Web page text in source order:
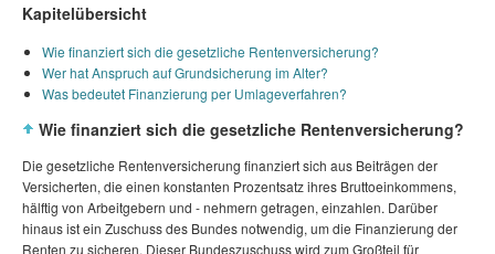
Kapitelübersicht
Wie finanziert sich die gesetzliche Rentenversicherung?
Wer hat Anspruch auf Grundsicherung im Alter?
Was bedeutet Finanzierung per Umlageverfahren?
Wie finanziert sich die gesetzliche Rentenversicherung?
Die gesetzliche Rentenversicherung finanziert sich aus Beiträgen der
Versicherten, die einen konstanten Prozentsatz ihres Bruttoeinkommens,
hälftig von Arbeitgebern und - nehmern getragen, einzahlen. Darüber
hinaus ist ein Zuschuss des Bundes notwendig, um die Finanzierung der
Renten zu sicheren. Dieser Bundeszuschuss wird zum Großteil für